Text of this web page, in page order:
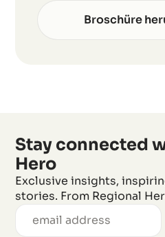
Broschüre
Stay connected
Hero
Exclusive insights,
stories. From Regional